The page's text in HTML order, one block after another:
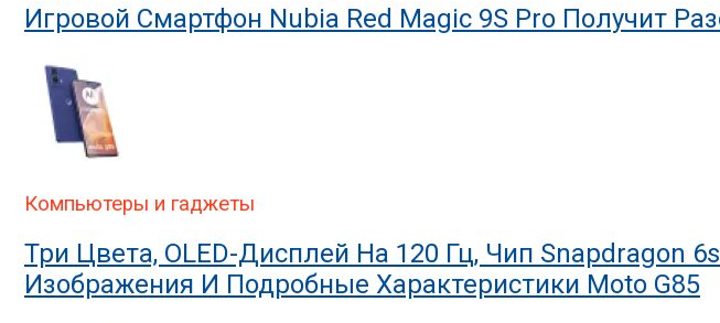
Игровой Смартфон Nubia Red Magic 9S Pro Получит
Компьютеры и гаджеты
Три Цвета, OLED-Дисплей На 120 Гц, Чип Snapdragon
Изображения И Подробные Характеристики Moto G85